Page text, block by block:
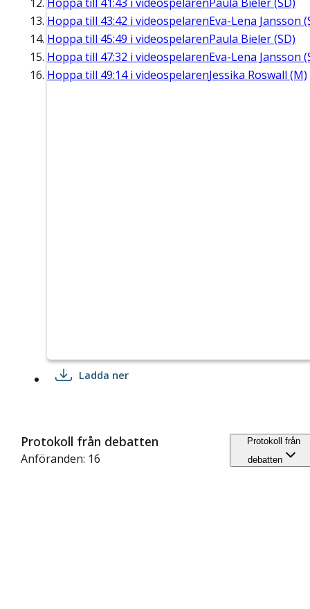
Hoppa till 43:42 i videospelarenEva-Lena Jansson
Hoppa till 45:49 i videospelarenPaula Bieler (SD)
Hoppa till 47:32 i videospelarenEva-Lena Jansson
Hoppa till 49:14i videospelarenJessika Roswall (M)
Ladda ner
Protokoll från debatten
Anföranden: 16
Protokoll från
debatten